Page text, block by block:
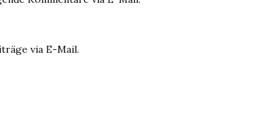
via E-Mail.